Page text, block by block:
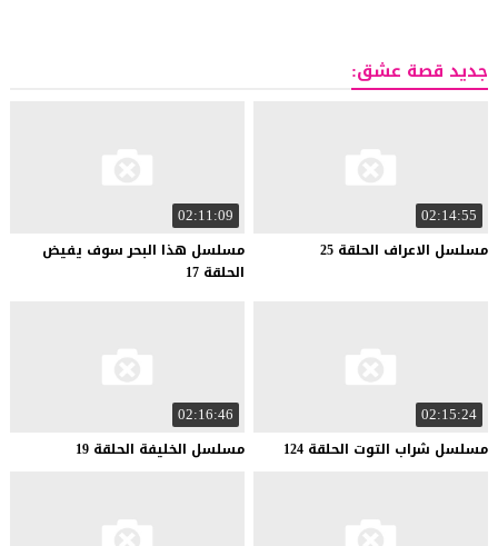
جديد قصة عشق:
02:14:55
مسلسل الاعراف الحلقة 25
02:11:09
مسلسل هذا البحر سوف يفيض
الحلقة 17
02:15:24
مسلسل شراب التوت الحلقة 124
02:16:46
مسلسل الخليفة الحلقة 19